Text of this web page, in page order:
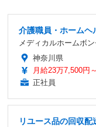
介護職員・ホームヘ
メディカルホームボ
神奈川県
月給23万7,500円
正社員
リユース品の回収